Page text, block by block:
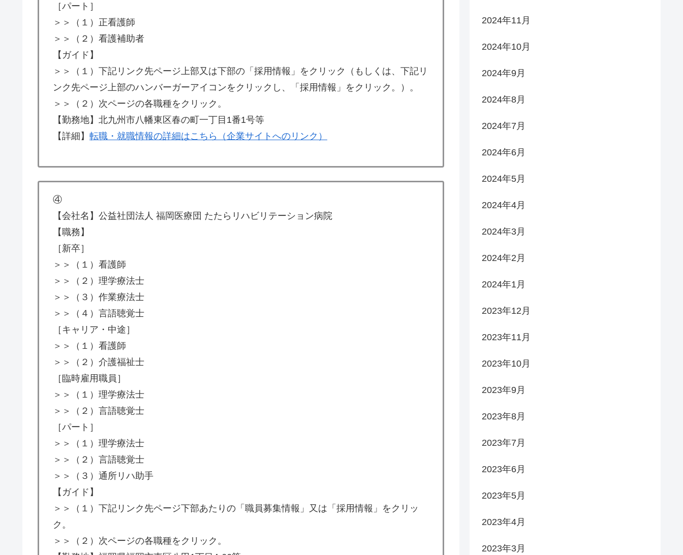
［パート］
＞＞（１）正看護師
＞＞（２）看護補助者
【ガイド】
＞＞（１）下記リンク先ページ上部又は下部の「採用情報」をクリック（もしくは、下記リ
ンク先ページ上部のハンバーガーアイコンをクリックし、「採用情報」をクリック。）。
＞＞（２）次ページの各職種をクリック。
【勤務地】北九州市八幡東区春の町一丁目1番1号等
【詳細】 転職・就職情報の詳細はこちら（企業サイトへのリンク）
④
【会社名】公益社団法人 福岡医療団 たたらリハビリテーション病院
【職務】
［新卒］
＞＞（１）看護師
＞＞（２）理学療法士
＞＞（３）作業療法士
＞＞（４）言語聴覚士
［キャリア・中途］
＞＞（１）看護師
＞＞（２）介護福祉士
［臨時雇用職員］
＞＞（１）理学療法士
＞＞（２）言語聴覚士
［パート］
＞＞（１）理学療法士
＞＞（２）言語聴覚士
＞＞（３）通所リハ助手
【ガイド】
＞＞（１）下記リンク先ページ下部あたりの「職員募集情報」又は「採用情報」をクリッ
ク。
＞＞（２）次ページの各職種をクリック。
2024年11月
2024年10月
2024年9月
2024年8月
2024年7月
2024年6月
2024年5月
2024年4月
2024年3月
2024年2月
2024年1月
2023年12月
2023年11月
2023年10月
2023年9月
2023年8月
2023年7月
2023年6月
2023年5月
2023年4月
2023年3月